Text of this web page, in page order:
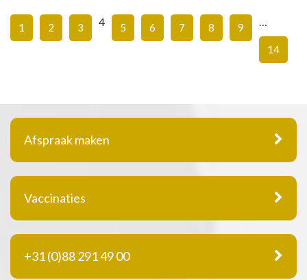
1 2 3 4 5 6 7 8 9 …
14
Afspraak maken
Vaccinaties
+31 (0)88 291 49 00